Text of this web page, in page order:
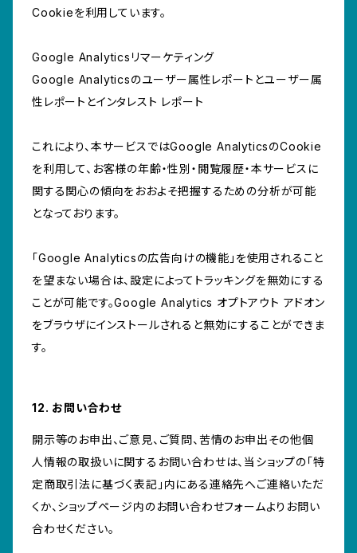
Cookieを利用しています。
Google Analyticsリマーケティング
Google Analyticsのユーザー属性レポートとユーザー属
性レポートとインタレスト レポート
これにより、本サービスではGoogle AnalyticsのCookie
を利用して、お客様の年齢・性別・閲覧履歴・本サービスに
関する関心の傾向をおおよそ把握するための分析が可能
となっております。
「Google Analyticsの広告向けの機能」を使用されること
を望まない場合は、設定によってトラッキングを無効にする
ことが可能です。Google Analytics オプトアウト アドオン
をブラウザにインストールされると無効にすることができま
す。
12. お問い合わせ
開示等のお申出、ご意見、ご質問、苦情のお申出その他個
人情報の取扱いに関するお問い合わせは、当ショップの「特
定商取引法に基づく表記」内にある連絡先へご連絡いただ
くか、ショップページ内のお問い合わせフォームよりお問い
合わせください。